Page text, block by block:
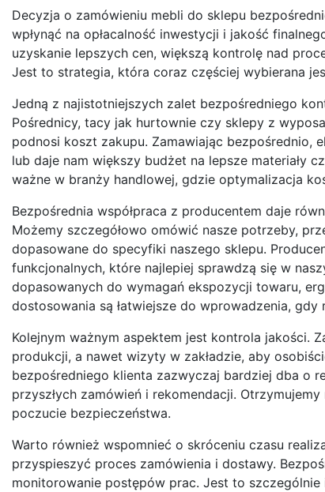
Decyzja o zamówieniu mebli do sklepu
wpłynąć na opłacalność inwestycji i jakość
uzyskanie lepszych cen, większą kontrolę nad
Jest to strategia, która coraz częściej wybierana
Jedną z najistotniejszych zalet bezpośredniego
Pośrednicy, tacy jak hurtownie czy sklepy z
podnosi koszt zakupu. Zamawiając bezpośrednio,
lub daje nam większy budżet na lepsze materiały
ważne w branży handlowej, gdzie optymalizacja
Bezpośrednia współpraca z producentem daje
Możemy szczegółowo omówić nasze potrzeby,
dopasowane do specyfiki naszego sklepu.
funkcjonalnych, które najlepiej sprawdzą się w
dopasowanych do wymagań ekspozycji towaru,
dostosowania są łatwiejsze do wprowadzenia,
Kolejnym ważnym aspektem jest kontrola jakości.
produkcji, a nawet wizyty w zakładzie, aby
bezpośredniego klienta zazwyczaj bardziej dba o
przyszłych zamówień i rekomendacji.
poczucie bezpieczeństwa.
Warto również wspomnieć o skróceniu czasu
przyspieszyć proces zamówienia i dostawy.
monitorowanie postępów prac. Jest to